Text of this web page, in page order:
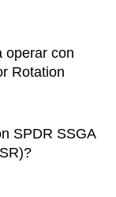
operar con
Rotation
SPDR SSGA